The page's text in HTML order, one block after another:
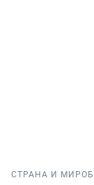
СТРАНА И МИР